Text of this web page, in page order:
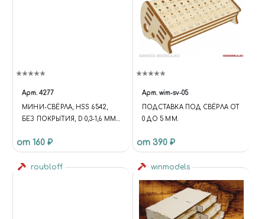
Арт. 4277
МИНИ-СВЁРЛА, HSS 6542,
БЕЗ ПОКРЫТИЯ, D 0,3-1,6 ММ,
от 160 ₽
Арт. wim-sv-05
ПОДСТАВКА ПОД СВЁРЛА ОТ
0 ДО 5 ММ.
от 390 ₽
roubloff winmodels